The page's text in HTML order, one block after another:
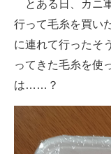
とある日、カニ
行って毛糸を買い
に連れて行ったそ
ってきた毛糸を使
は……？